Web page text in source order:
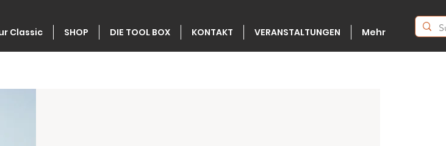
Classic SHOP DIE TOOL BOX KONTAKT VERANSTALTUNGEN Mehr